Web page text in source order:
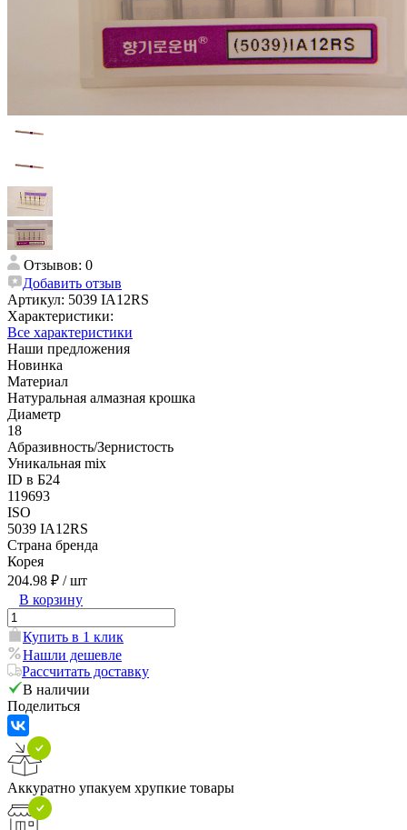
Отзывов: 0
Добавить отзыв
Артикул: 5039 IA12RS
Характеристики:
Все характеристики
Наши предложения
Новинка
Материал
Натуральная алмазная крошка
Диаметр
18
Абразивность/Зернистость
Уникальная mix
ID в Б24
119693
ISO
5039 IA12RS
Страна бренда
Корея
204.98 ₽ / шт
В корзину
Купить в 1 клик
Нашли дешевле
Рассчитать доставку
В наличии
Поделиться
Аккуратно упакуем хрупкие товары